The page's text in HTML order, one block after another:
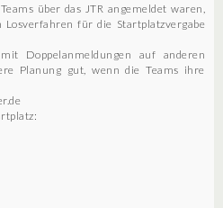
über das JTR angemeldet waren,
Losverfahren für die Startplatzvergabe
Doppelanmeldungen auf anderen
Planung gut, wenn die Teams ihre